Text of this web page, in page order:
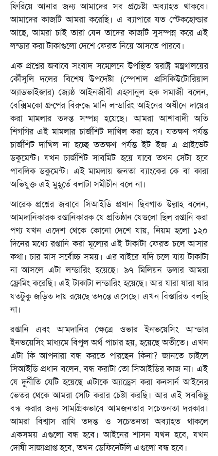
ফিরিয়ে আনার জন্য আমাদের সব প্রচেষ্টা অব্যাহত থাকবে।
আমাদের কাজটি আমরা করেছি। এ ব্যাপারে যত স্টেকহোল্ডার
আছে, আমরা চাই তারা যেন তাদের কাজটি সুসম্পন্ন করে এই
লন্ডার করা টাকাগুলো দেশে ফেরত নিয়ে আসতে পারবে।
এক প্রশ্নের জবাবে সংবাদ সম্মেলনে উপস্থিত স্বরাষ্ট্র মন্ত্রণালয়ের
কৌঁসুলি দলের বিশেষ উপদেষ্টা (স্পেশাল প্রসিকিউটোরিয়াল
অ্যাডভাইজার) জ্যেষ্ঠ আইনজীবী এহসানুল হক সমাজী বলেন,
বেক্সিমকো গ্রুপের বিরুদ্ধে মানি লন্ডারিং আইনের অধীনে দায়ের
করা মামলার তদন্ত সম্পন্ন হয়েছে। আমরা আশাবাদী অতি
শিগগির এই মামলার চার্জশিট দাখিল করা হবে। যতক্ষণ পর্যন্ত
চার্জশিট দাখিল না হচ্ছে ততক্ষণ পর্যন্ত ইট ইজ এ প্রাইভেট
ডকুমেন্ট। যখন চার্জশিট সাবমিট হয়ে যাবে তখন সেটা হবে
পাবলিক ডকুমেন্ট। এই মামলায় জনতা ব্যাংকের কে বা কারা
অভিযুক্ত এই মুহূর্তে বলাটা সমীচীন বলে না।
আরেক প্রশ্নের জবাবে সিআইডি প্রধান ছিবগাত উল্লাহ বলেন,
আমদানিকারক রপ্তানিকারক যে প্রতিষ্ঠান যেগুলো ছিল রপ্তানি করা
পণ্য যখন এদেশ থেকে কোনো দেশে যায়, নিয়ম হলো ১২০
দিনের মধ্যে রপ্তানি করা মূল্যের এই টাকাটা ফেরত চলে আসার
কথা। চার মাস সর্বোচ্চ সময়। এর বাইরে যদি চলে যায় টাকাটা
না আসলে এটা লন্ডারিং হয়েছে। ৯৭ মিলিয়ন ডলার আমরা
ফ্রেমিং করেছি। এই টাকাটা লন্ডারিং হয়েছে। আর যারা যারা যার
যতটুকু জড়িত দায় রয়েছে তদন্তে এসেছে। এখন বিস্তারিত বলছি
না।
রপ্তানি এবং আমদানির ক্ষেত্রে ওভার ইনভয়েসিং আন্ডার
ইনভয়েসিং মাধ্যমে বিপুল অর্থ পাচার হয়, হয়েছে অতীতে। এখন
এটা কি আপনারা বন্ধ করতে পারছেন কিনা? জানতে চাইলে
সিআইডি প্রধান বলেন, বন্ধ করাটা তো সিআইডির কাজ না। এই
যে দুর্নীতি যেটি হয়েছে এটাকে অ্যাড্রেস করা কনসার্ন আইনের
ভেতর থেকে আমরা সেটি করার চেষ্টা করছি। আর এই সবকিছু
বন্ধ করার জন্য সামগ্রিকভাবে আমজনতার সচেতনতা দরকার।
আমরা বিশ্বাস রাখি তদন্ত ও সচেতনতা অব্যাহত থাকলে
একসময় এগুলো বন্ধ হবে। আইনের শাসন যখন হবে, যখন
দোষী সাজাপ্রাপ্ত হবে, তখন ডেফিনেটলি এগুলো বন্ধ হবে।